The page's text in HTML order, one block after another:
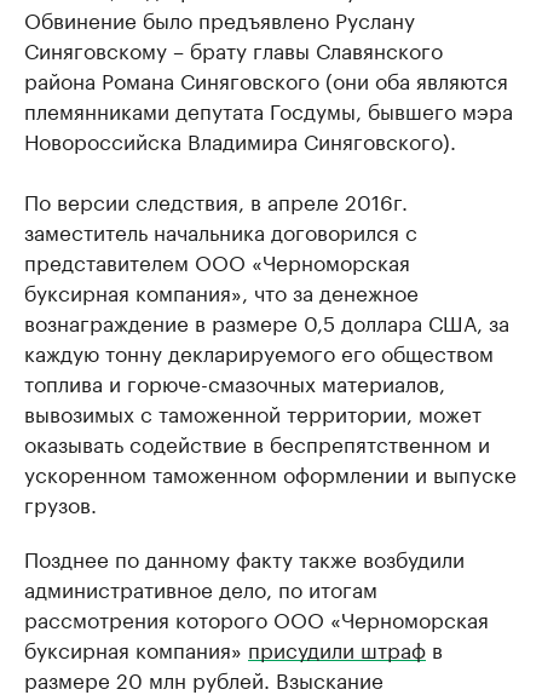
Обвинение было предъявлено Руслану
Синяговскому – брату главы Славянского
района Романа Синяговского (они оба являются
племянниками депутата Госдумы, бывшего мэра
Новороссийска Владимира Синяговского).
По версии следствия, в апреле 2016г.
заместитель начальника договорился с
представителем ООО «Черноморская
буксирная компания», что за денежное
вознаграждение в размере 0,5 доллара США, за
каждую тонну декларируемого его обществом
топлива и горюче-смазочных материалов,
вывозимых с таможенной территории, может
оказывать содействие в беспрепятственном и
ускоренном таможенном оформлении и выпуске
грузов.
Позднее по данному факту также возбудили
административное дело, по итогам
рассмотрения которого ООО «Черноморская
буксирная компания» присудили штраф в
размере 20 млн рублей. Взыскание